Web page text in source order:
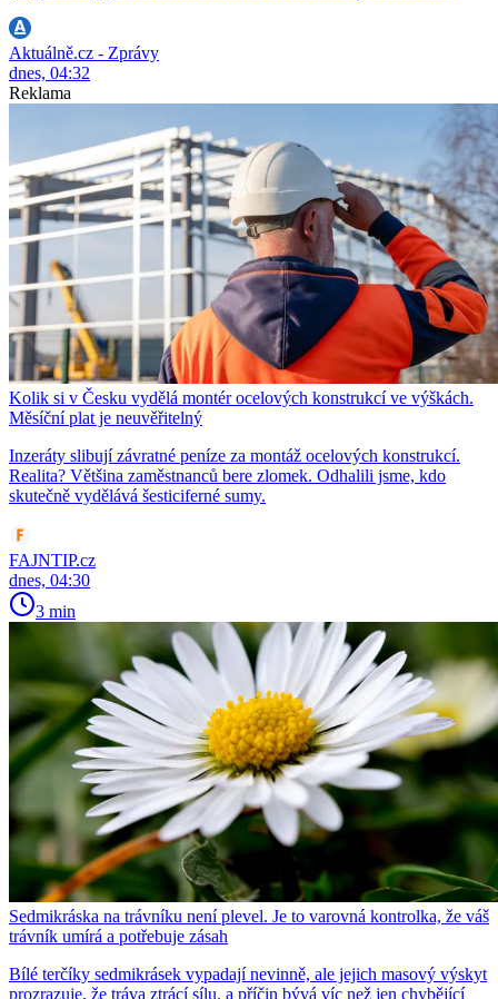
Aktuálně.cz - Zprávy
dnes, 04:32
Reklama
Kolik si v Česku vydělá montér ocelových konstrukcí ve výškách.
Měsíční plat je neuvěřitelný
Inzeráty slibují závratné peníze za montáž ocelových konstrukcí.
Realita? Většina zaměstnanců bere zlomek. Odhalili jsme, kdo
skutečně vydělává šesticiferné sumy.
FAJNTIP.cz
dnes, 04:30
3 min
Sedmikráska na trávníku není plevel. Je to varovná kontrolka, že váš
trávník umírá a potřebuje zásah
Bílé terčíky sedmikrásek vypadají nevinně, ale jejich masový výskyt
prozrazuje, že tráva ztrácí sílu, a příčin bývá víc než jen chybějící